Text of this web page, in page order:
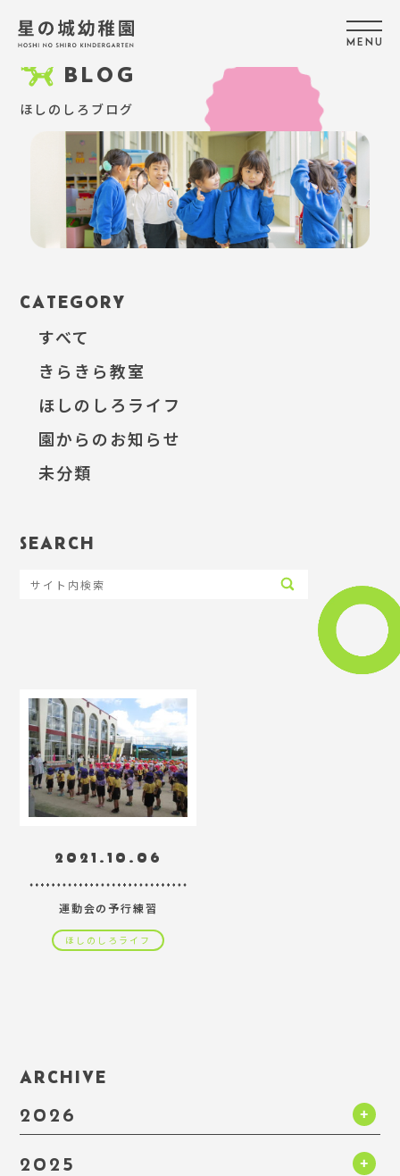
M E N U
BLOG
ほしのしろブログ
CATEGORY
すべて
きらきら教室
ほしのしろライフ
園からのお知らせ
未分類
SEARCH
2021.10.06
運動会の予行練習
ほしのしろライフ
ARCHIVE
2026
2025